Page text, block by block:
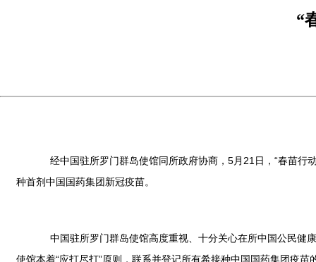
“
经中国驻所罗门群岛使馆同所政府协商，5月21日，“春苗行
种首剂中国国药集团新冠疫苗。
中国驻所罗门群岛使馆高度重视、十分关心在所中国公民健康
使馆本着“应打尽打”原则，联系并登记所有希接种中国国药集团疫